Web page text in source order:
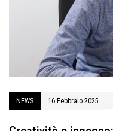
NEWS 16 Febbraio 2025